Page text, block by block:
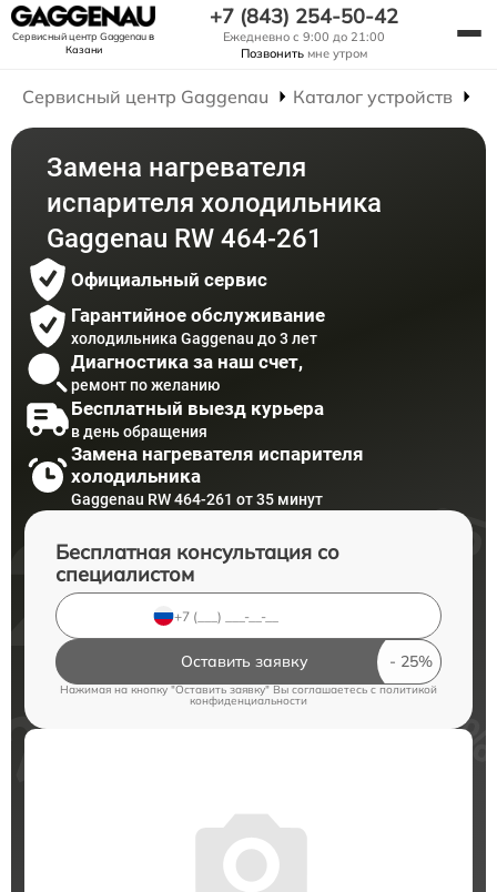
Сервисный центр Gaggenauв
Казани
+7 (843) 254-50-42
Ежедневно с 9:00 до 21:00
Позвонить мне утром
Сервисный центр Gaggenau Каталог устройств
Замена нагревателя
испарителя холодильника
Gaggenau RW 464-261
Официальный сервис
Гарантийное обслуживание
холодильника Gaggenau до 3 лет
Диагностика за наш счет,
ремонт по желанию
Бесплатный выезд курьера
в день обращения
Замена нагревателя испарителя
холодильника
Gaggenau RW 464-261 от 35 минут
Бесплатная консультация со
специалистом
Оставить заявку
Нажимая на кнопку "Оставить заявку" Вы соглашаетесь cполитикой
конфиденциальности